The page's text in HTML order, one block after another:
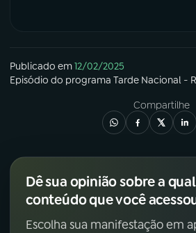
Publicado em12/02/2025
Episódio do programa Tarde Nacional -
Compartilhe
Dê sua opinião sobre a
conteúdo que você
Escolha sua manifestação em